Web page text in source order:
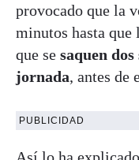
provocado que la
minutos hasta que
que se saquen
jornada, antes de
PUBLICIDAD